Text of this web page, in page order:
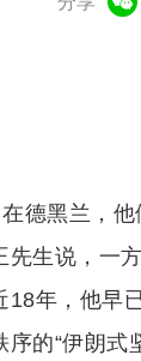
德黑兰，他
先生说，一
年，他早
的“伊朗式坚